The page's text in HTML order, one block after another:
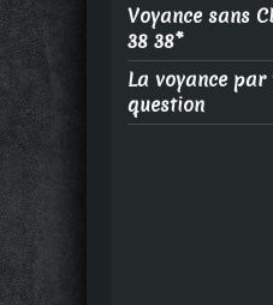
Voyance sans
38 38*
La voyance par
question